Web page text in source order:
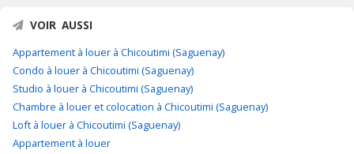
VOIR AUSSI
Appartement à louer à Chicoutimi (Saguenay)
Condo à louer à Chicoutimi (Saguenay)
Studio à louer à Chicoutimi (Saguenay)
Chambre à louer et colocation à Chicoutimi (Saguenay)
Loft à louer à Chicoutimi (Saguenay)
Appartement à louer